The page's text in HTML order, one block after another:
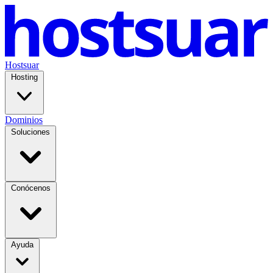
Hostsuar
Hosting
Dominios
Soluciones
Conócenos
Ayuda